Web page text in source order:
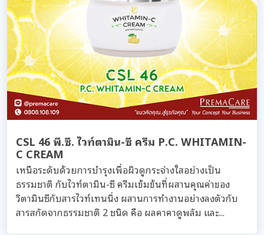
CSL 46 พี.ซี. ไวท์ตามิน-ซี ครีม P.C. WHITAMIN-
C CREAM
เหนือระดับด้วยการบำรุงเพื่อผิวดูกระจ่างใสอย่างเป็น
ธรรมชาติ กับไวท์ตามิน-ซี ครีมเข้มข้นที่ผสานคุณค่าของ
วิตามินซีกับสารไวท์เทนนิ่ง ผสานการทำงานอย่างลงตัวกับ
สารสกัดจากธรรมชาติ 2 ชนิด คือ ผลคาคาดูพลัม และ...